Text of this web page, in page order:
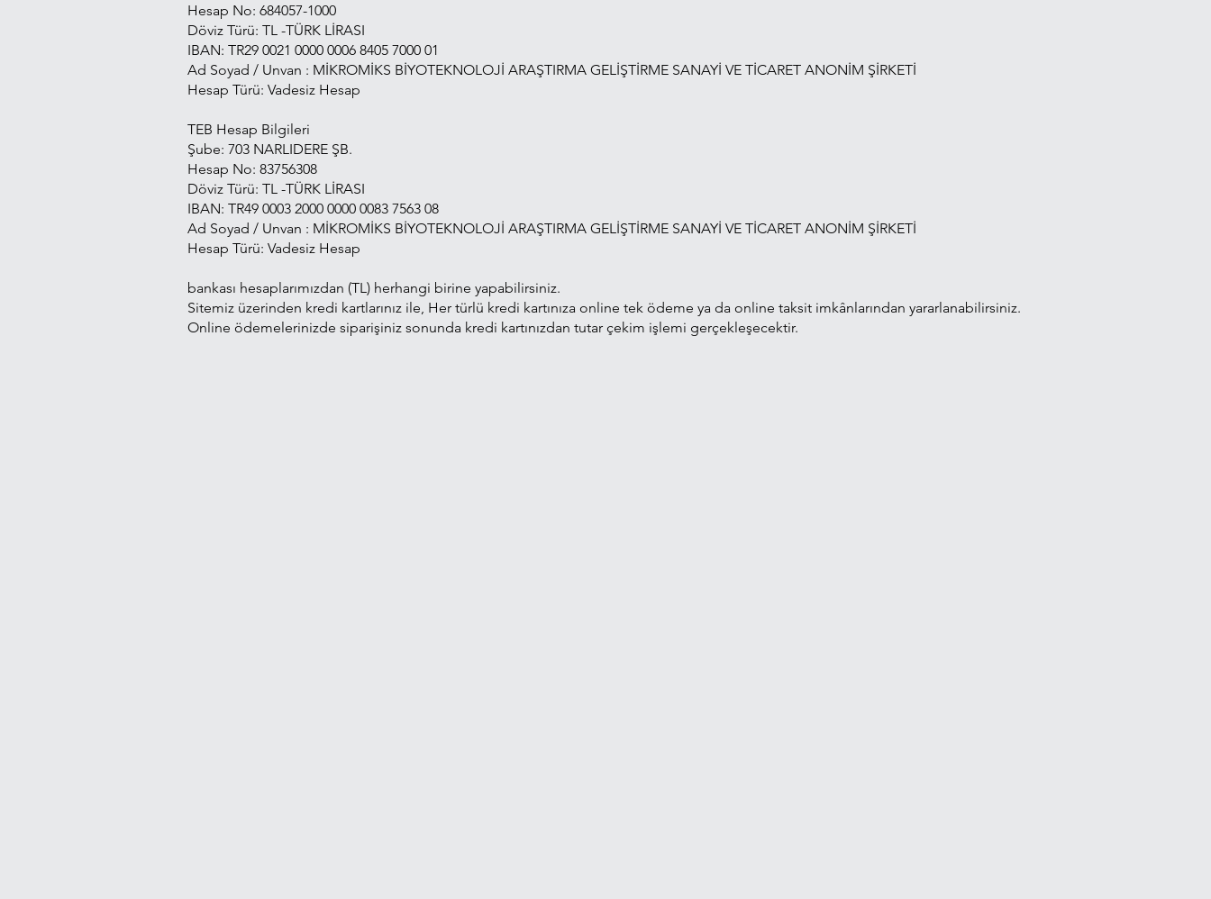
Hesap No: 684057-1000
Döviz Türü: TL -TÜRK LİRASI
IBAN: TR29 0021 0000 0006 8405 7000 01
Ad Soyad / Unvan : MİKROMİKS BİYOTEKNOLOJİ ARAŞTIRMA GELİŞTİRME SANAYİ VE TİCARET ANONİM ŞİRKETİ
Hesap Türü: Vadesiz Hesap
TEB Hesap Bilgileri
Şube: 703 NARLIDERE ŞB.
Hesap No: 83756308
Döviz Türü: TL -TÜRK LİRASI
IBAN: TR49 0003 2000 0000 0083 7563 08
Ad Soyad / Unvan : MİKROMİKS BİYOTEKNOLOJİ ARAŞTIRMA GELİŞTİRME SANAYİ VE TİCARET ANONİM ŞİRKETİ
Hesap Türü: Vadesiz Hesap
bankası hesaplarımızdan (TL) herhangi birine yapabilirsiniz.
Sitemiz üzerinden kredi kartlarınız ile, Her türlü kredi kartınıza online tek ödeme ya da online taksit imkânlarından yararlanabilirsiniz.
Online ödemelerinizde siparişiniz sonunda kredi kartınızdan tutar çekim işlemi gerçekleşecektir.